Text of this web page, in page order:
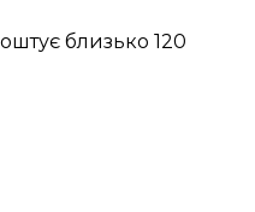
близько 120